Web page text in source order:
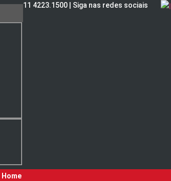
11 4223.1500 | Siga nas redes sociais
Home